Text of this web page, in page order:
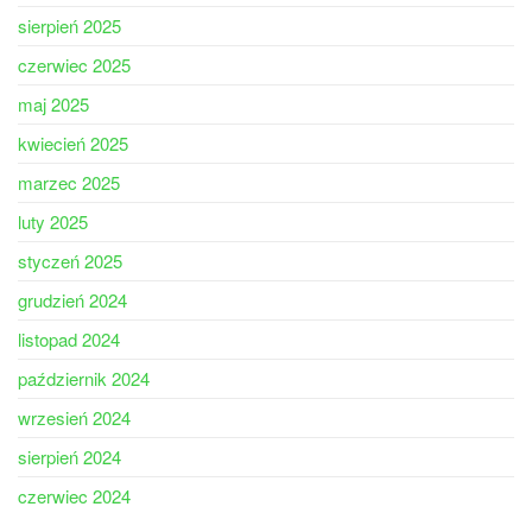
sierpień 2025
czerwiec 2025
maj 2025
kwiecień 2025
marzec 2025
luty 2025
styczeń 2025
grudzień 2024
listopad 2024
październik 2024
wrzesień 2024
sierpień 2024
czerwiec 2024